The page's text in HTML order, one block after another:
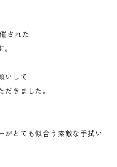
された
いして
だきました。
がとても似合う素敵な手拭い